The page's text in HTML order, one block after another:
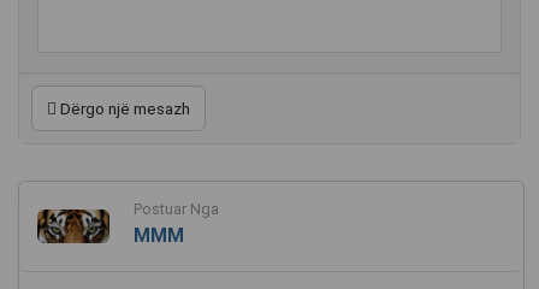
Dërgo një mesazh
Postuar Nga
MMM